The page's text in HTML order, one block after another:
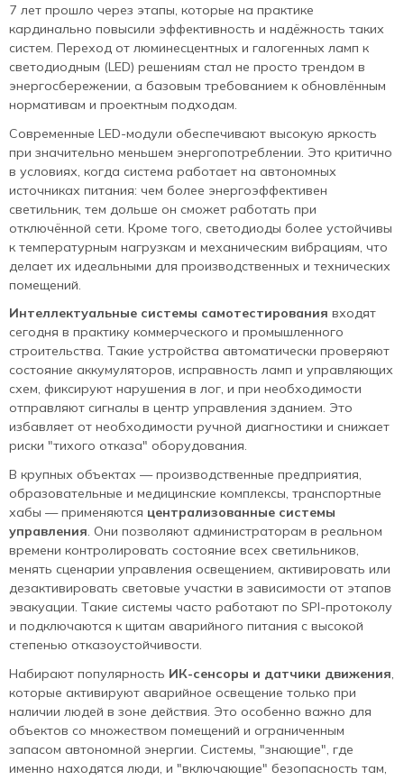
7 лет прошло через этапы, которые на практике
кардинально повысили эффективность и надёжность таких
систем. Переход от люминесцентных и галогенных ламп к
светодиодным (LED) решениям стал не просто трендом в
энергосбережении, а базовым требованием к обновлённым
нормативам и проектным подходам.
Современные LED-модули обеспечивают высокую яркость
при значительно меньшем энергопотреблении. Это критично
в условиях, когда система работает на автономных
источниках питания: чем более энергоэффективен
светильник, тем дольше он сможет работать при
отключённой сети. Кроме того, светодиоды более устойчивы
к температурным нагрузкам и механическим вибрациям, что
делает их идеальными для производственных и технических
помещений.
Интеллектуальные системы самотестирования входят
сегодня в практику коммерческого и промышленного
строительства. Такие устройства автоматически проверяют
состояние аккумуляторов, исправность ламп и управляющих
схем, фиксируют нарушения в лог, и при необходимости
отправляют сигналы в центр управления зданием. Это
избавляет от необходимости ручной диагностики и снижает
риски "тихого отказа" оборудования.
В крупных объектах — производственные предприятия,
образовательные и медицинские комплексы, транспортные
хабы — применяются централизованные системы
управления. Они позволяют администраторам в реальном
времени контролировать состояние всех светильников,
менять сценарии управления освещением, активировать или
дезактивировать световые участки в зависимости от этапов
эвакуации. Такие системы часто работают по SPI-протоколу
и подключаются к щитам аварийного питания с высокой
степенью отказоустойчивости.
Набирают популярность ИК-сенсоры и датчики движения,
которые активируют аварийное освещение только при
наличии людей в зоне действия. Это особенно важно для
объектов со множеством помещений и ограниченным
запасом автономной энергии. Системы, "знающие", где
именно находятся люди, и "включающие" безопасность там,